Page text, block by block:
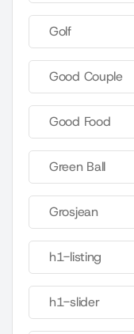
Golf
Good Couple
Good Food
Green Ball
Grosjean
h1-listing
h1-slider